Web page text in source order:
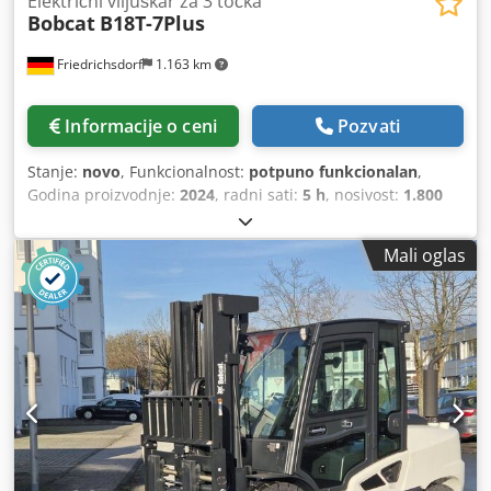
Friedrichsdorf 1.163 km
Bobcat B18T-7Plus
Informacije o ceni Pozvati
Stanje: novo, Funkcionalnost: potpuno funkcionalan,
Godina proizvodnje: 2024, radni sati: 5 h, nosivost: 1.800
, slobodno podizanje:
mm, vrsta goriva:električni, tip jarma:triplex, građevinska
visina:2.130 mm 6 kW (8,16 KS)
, širina nosivog
rama viljuškara:
, dužina viljuške:1.200 mm,
prazna masa vozila:3.250 kg, ukupna dužina: 1.991 mm,
tip pogona:Elektro, radna širina:1.090 mm, Električni 3
točka viljuškar Težište opterećenja: 500 Širina viljuške: 100
mm Debljina viljuške: 35 mm ISO klasa: ISO klasa 2 = 1.000
- 2.500 kg Tip jarbola: Triplex Brzina. Klasa: 15 Stanje: Novi
uređaj Stanje Tehnički: Novi Tip prednje gume:
Superelastik Veličina prednjih guma: 18x7-8 Stanje
prednjih guma: Novo Zadnje gume Tip: Superelastik
Mali oglas